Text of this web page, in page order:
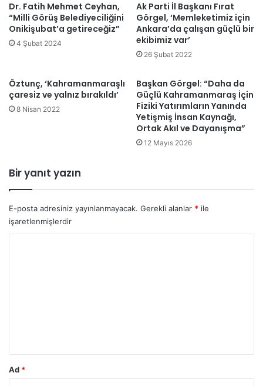
Dr. Fatih Mehmet Ceyhan,
“Milli Görüş Belediyeciliğini
Onikişubat’a getireceğiz”
4 Şubat 2024
Ak Parti İl Başkanı Fırat
Görgel, ‘Memleketimiz için
Ankara’da çalışan güçlü bir
ekibimiz var’
26 Şubat 2022
Öztunç, ‘Kahramanmaraşlı
çaresiz ve yalnız bırakıldı’
8 Nisan 2022
Başkan Görgel: “Daha da
Güçlü Kahramanmaraş İçin
Fiziki Yatırımların Yanında
Yetişmiş İnsan Kaynağı,
Ortak Akıl ve Dayanışma”
12 Mayıs 2026
Bir yanıt yazın
E-posta adresiniz yayınlanmayacak. Gerekli alanlar * ile
işaretlenmişlerdir
Ad *